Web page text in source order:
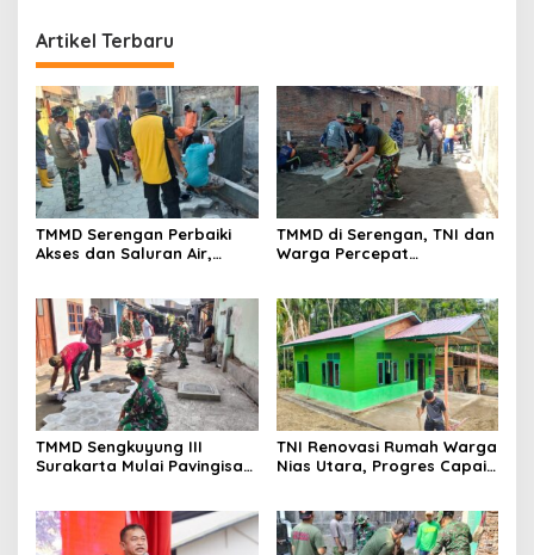
Artikel Terbaru
TMMD Serengan Perbaiki
Akses dan Saluran Air,
TMMD di Serengan, TNI dan
Warga Percepat
TMMD Sengkuyung III
Surakarta Mulai Pavingisasi
TNI Renovasi Rumah Warga
Nias Utara, Progres Capai